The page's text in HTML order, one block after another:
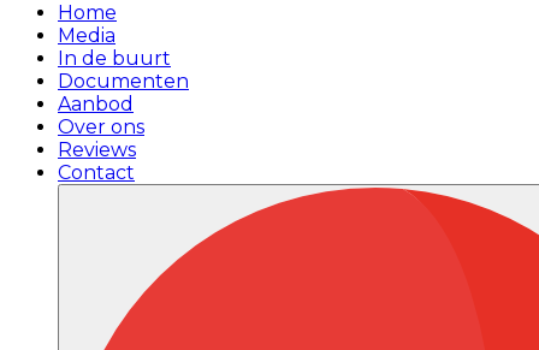
Home
Media
In de buurt
Documenten
Aanbod
Over ons
Reviews
Contact